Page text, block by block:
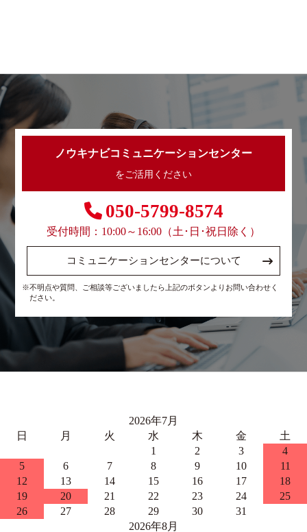
ノウキナビコミュニケーションセンター
をご活用ください
050-5799-8574
受付時間：10:00～16:00（土･日･祝日除く）
コミュニケーションセンターについて
※不明点や質問、ご相談等ございましたら上記のボタンよりお問い合わせく
ださい。
2026年7月
日
月 火 水 木 金
土
1
2 3
4
5
6 7 8 9 10
11
12
13 14 15 16 17
18
19
20 21 22 23 24
25
26
27 28 29 30
31
2026年8月